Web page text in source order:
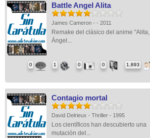
Battle Angel Alita
James Cameron - - 2011
Remake del clásico del anime "Alita,
Ángel...
0 1 0 0 1,893
Contagio mortal
David Delrieux - Thriller - 1995
Los científicos han descubierto una
mutación del...